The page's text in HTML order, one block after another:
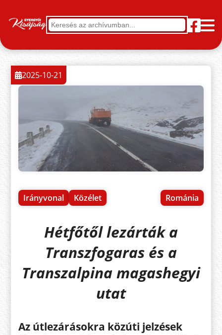
Irányvonal Közélet Románia
2025-10-21
Hétfőtől lezárták a
Transzfogaras és a
Transzalpina magashegyi
utat
Az útlezárásokra közúti jelzések